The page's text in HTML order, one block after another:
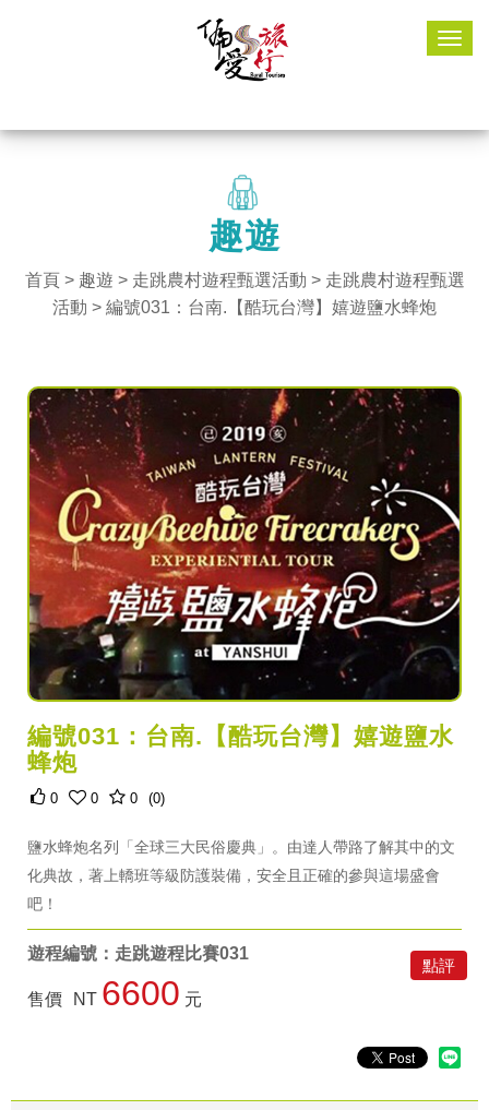
趣遊
首頁> 趣遊 > 走跳農村遊程甄選活動 > 走跳農村遊程甄選
活動 > 編號031：台南.【酷玩台灣】嬉遊鹽水蜂炮
編號031：台南.【酷玩台灣】嬉遊鹽水
蜂炮
0 0 0 (0)
鹽水蜂炮名列「全球三大民俗慶典」。由達人帶路了解其中的文
化典故，著上轎班等級防護裝備，安全且正確的參與這場盛會
吧！
點評
遊程編號：走跳遊程比賽031
售價 NT 6600 元